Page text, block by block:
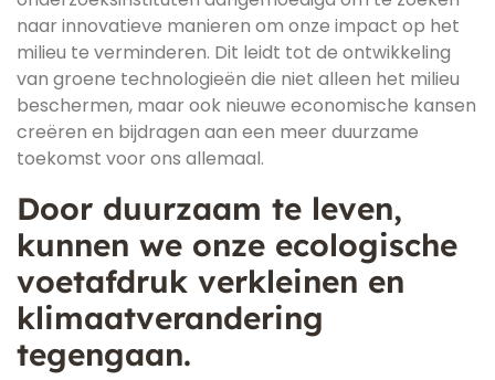
naar innovatieve manieren om onze impact op het
milieu te verminderen. Dit leidt tot de ontwikkeling
van groene technologieën die niet alleen het milieu
beschermen, maar ook nieuwe economische kansen
creëren en bijdragen aan een meer duurzame
toekomst voor ons allemaal.
Door duurzaam te leven,
kunnen we onze ecologische
voetafdruk verkleinen en
klimaatverandering
tegengaan.